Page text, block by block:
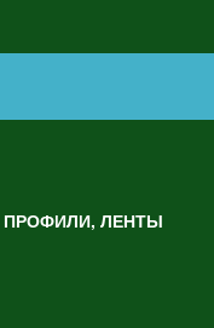
ЛЕНТЫ